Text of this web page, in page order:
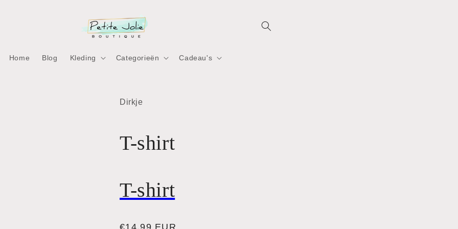
Home Blog Kleding Categorieën Cadeau's
Dirkje
T-shirt
T-shirt
Normale
€14,99 EUR